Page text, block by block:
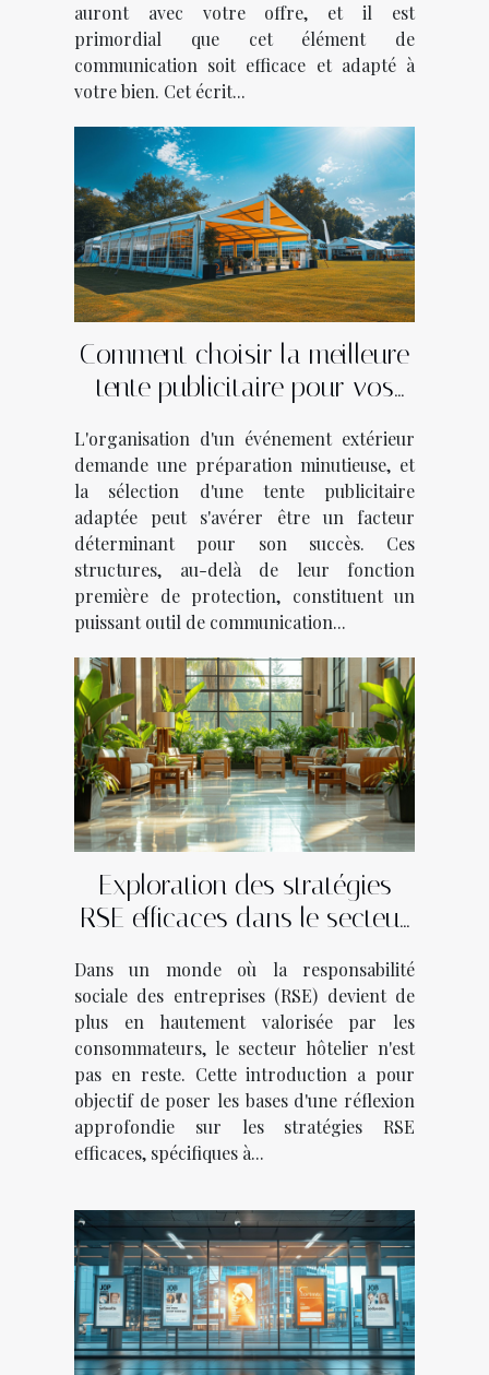
auront avec votre offre, et il est
primordial que cet élément de
communication soit efficace et adapté à
votre bien. Cet écrit...
Comment choisir la meilleure
tente publicitaire pour vos
L'organisation d'un événement extérieur
demande une préparation minutieuse, et
la sélection d'une tente publicitaire
adaptée peut s'avérer être un facteur
déterminant pour son succès. Ces
structures, au-delà de leur fonction
première de protection, constituent un
puissant outil de communication...
Exploration des stratégies
RSE efficaces dans le secteur
Dans un monde où la responsabilité
sociale des entreprises (RSE) devient de
plus en hautement valorisée par les
consommateurs, le secteur hôtelier n'est
pas en reste. Cette introduction a pour
objectif de poser les bases d'une réflexion
approfondie sur les stratégies RSE
efficaces, spécifiques à...